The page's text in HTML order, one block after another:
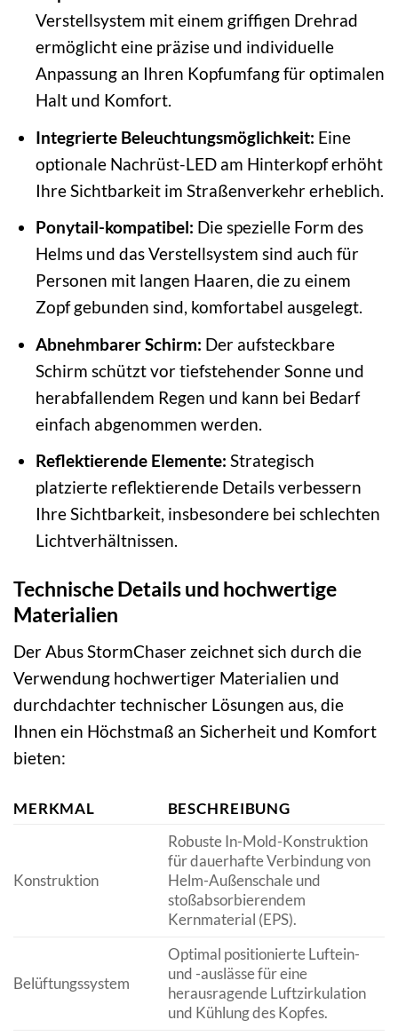
Verstellsystem mit einem griffigen Drehrad
ermöglicht eine präzise und individuelle
Anpassung an Ihren Kopfumfang für optimalen
Halt und Komfort.
Integrierte Beleuchtungsmöglichkeit: Eine
optionale Nachrüst-LED am Hinterkopf erhöht
Ihre Sichtbarkeit im Straßenverkehr erheblich.
Ponytail-kompatibel: Die spezielle Form des
Helms und das Verstellsystem sind auch für
Personen mit langen Haaren, die zu einem
Zopf gebunden sind, komfortabel ausgelegt.
Abnehmbarer Schirm: Der aufsteckbare
Schirm schützt vor tiefstehender Sonne und
herabfallendem Regen und kann bei Bedarf
einfach abgenommen werden.
Reflektierende Elemente: Strategisch
platzierte reflektierende Details verbessern
Ihre Sichtbarkeit, insbesondere bei schlechten
Lichtverhältnissen.
Technische Details und hochwertige
Materialien
Der Abus StormChaser zeichnet sich durch die
Verwendung hochwertiger Materialien und
durchdachter technischer Lösungen aus, die
Ihnen ein Höchstmaß an Sicherheit und Komfort
bieten:
MERKMAL BESCHREIBUNG
Konstruktion
Robuste In-Mold-Konstruktion
für dauerhafte Verbindung von
Helm-Außenschale und
stoßabsorbierendem
Kernmaterial (EPS).
Belüftungssystem
Optimal positionierte Luftein-
und -auslässe für eine
herausragende Luftzirkulation
und Kühlung des Kopfes.